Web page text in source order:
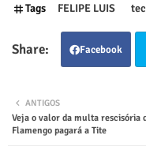
Tags FELIPE LUIS
Facebook
ANTIGOS
Veja o valor da multa rescisória
Flamengo pagará a Tite